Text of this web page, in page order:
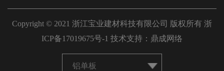
Copyright © 2021 浙江宝业建材科技有限公司 版权所有 浙
ICP备17019675号-1 技术支持： 鼎成网络